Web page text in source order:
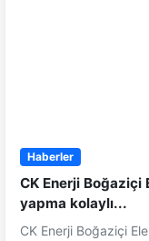
Haberler
CK Enerji Boğaziçi
yapma kolaylı...
CK Enerji Boğaziçi